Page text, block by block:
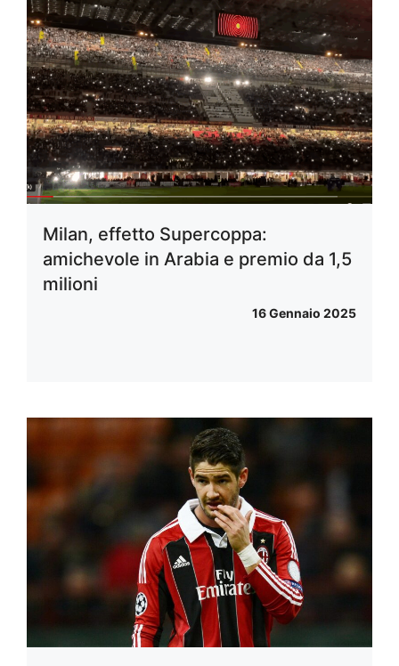
Milan, effetto Supercoppa:
amichevole in Arabia e premio da 1,5
milioni
16 Gennaio 2025